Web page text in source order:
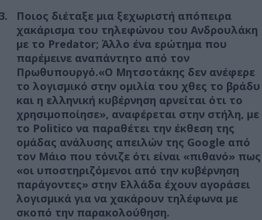
Ποιος διέταξε μια ξεχωριστή απόπειρα
χακάρισμα του τηλεφώνου του Ανδρουλάκη
με το Predator; Άλλο ένα ερώτημα που
παρέμεινε αναπάντητο από τον
Πρωθυπουργό.«Ο Μητσοτάκης δεν ανέφερε
το λογισμικό στην ομιλία του χθες το βράδυ
και η ελληνική κυβέρνηση αρνείται ότι το
χρησιμοποίησε», αναφέρεται στην στήλη, με
το Politico να παραθέτει την έκθεση της
ομάδας ανάλυσης απειλών της Google από
τον Μάιο που τόνιζε ότι είναι «πιθανό» πως
«οι υποστηριζόμενοι από την κυβέρνηση
παράγοντες» στην Ελλάδα έχουν αγοράσει
λογισμικά για να χακάρουν τηλέφωνα με
σκοπό την παρακολούθηση.